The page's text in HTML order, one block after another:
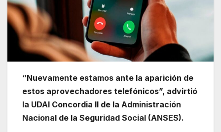
“Nuevamente estamos ante la aparición de
estos aprovechadores telefónicos”, advirtió
la UDAI Concordia II de la Administración
Nacional de la Seguridad Social (ANSES).